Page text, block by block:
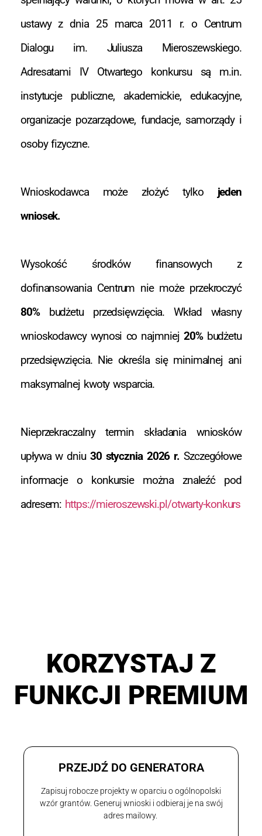
ustawy z dnia 25 marca 2011 r. o Centrum
Dialogu im. Juliusza Mieroszewskiego.
Adresatami IV Otwartego konkursu są m.in.
instytucje publiczne, akademickie, edukacyjne,
organizacje pozarządowe, fundacje, samorządy i
osoby fizyczne.
Wnioskodawca może złożyć tylko jeden
wniosek.
Wysokość środków finansowych z
dofinansowania Centrum nie może przekroczyć
80%budżetu przedsięwzięcia. Wkład własny
wnioskodawcy wynosi co najmniej 20%budżetu
przedsięwzięcia. Nie określa się minimalnej ani
maksymalnej kwoty wsparcia.
Nieprzekraczalny termin składania wniosków
upływa w dniu 30 stycznia 2026 r. Szczegółowe
informacje o konkursie można znaleźć pod
adresem: https://mieroszewski.pl/otwarty-konkurs
KORZYSTAJ Z
FUNKCJI PREMIUM
PRZEJDŹ DO GENERATORA
Zapisuj robocze projekty w oparciu o ogólnopolski
wzór grantów. Generuj wnioski i odbieraj je na swój
adres mailowy.